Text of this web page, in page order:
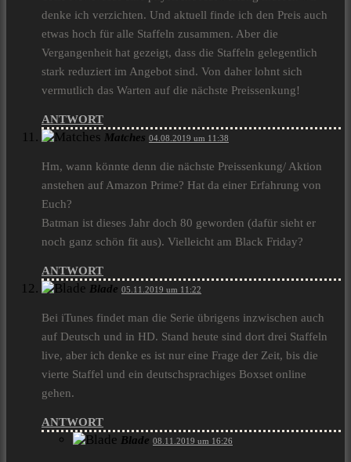
denke ich verzichten. Und aktuell finde ich den Preis auch
etwas hoch für alle Staffeln zusammen. Aber die
Vergangenheit hat gezeigt, dass die Staffeln gelegentlich
stark reduziert im Angebot sind. Von daher lohnt sich
vermutlich das Warten auf die nächste Preissenkung!
ANTWORT
Matches 04.08.2019 um 11:38
Hm, wann könnte denn die nächste Preissenkung/ Aktion
anstehen auf Amazon Prime? Hat da einer Erfahrung von
Euch?
Batman ist dieses Jahr doch 80 geworden (dafür sieht er
noch ganz schön fit aus). Vielleicht am Black Friday?
ANTWORT
Blade 05.11.2019 um 11:22
Bei iTunes findet man die Serie übrigens inzwischen auch
auf Deutsch und in HD. Stand heute sind dort drei Staffeln
live, aber ich denke es ist nur eine Frage der Zeit, bis die
vierte Staffel und ein deutschsprachiges Boxset online
gehen.
ANTWORT
Blade 08.11.2019 um 16:26